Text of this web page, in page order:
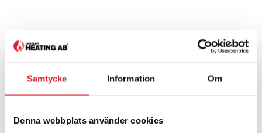
Samtycke Information Om
Denna webbplats använder cookies